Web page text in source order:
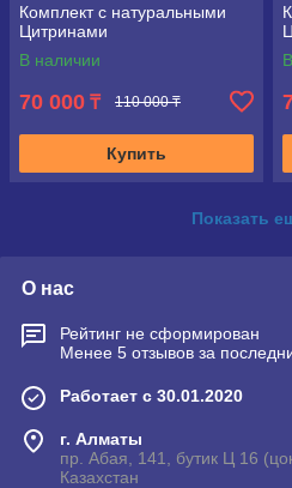
Комплект с натуральными
Цитринами
В наличии
70 000 ₸ 110 000 ₸
Купить
Показать
О нас
Рейтинг не сформирован
Менее 5 отзывов за
Работает с 30.01.2020
г. Алматы
пр. Абая, 141, бутик Ц 16
Казахстан